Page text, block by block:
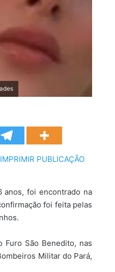
IMPRIMIR PUBLICAÇÃO
anos, foi encontrado na
foi feita pelas
Furo São Benedito, nas
Militar do Pará,